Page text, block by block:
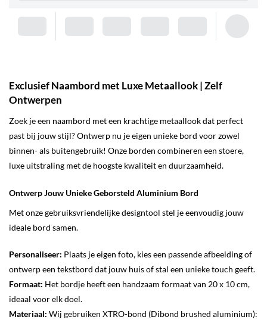
Exclusief Naambord met Luxe Metaallook | Zelf
Ontwerpen
Zoek je een naambord met een krachtige metaallook dat perfect
past bij jouw stijl? Ontwerp nu je eigen unieke bord voor zowel
binnen- als buitengebruik! Onze borden combineren een stoere,
luxe uitstraling met de hoogste kwaliteit en duurzaamheid.
Ontwerp Jouw Unieke Geborsteld Aluminium Bord
Met onze gebruiksvriendelijke designtool stel je eenvoudig jouw
ideale bord samen.
Personaliseer: Plaats je eigen foto, kies een passende afbeelding of
ontwerp een tekstbord dat jouw huis of stal een unieke touch geeft.
Formaat: Het bordje heeft een handzaam formaat van 20 x 10 cm,
ideaal voor elk doel.
Materiaal: Wij gebruiken XTRO-bond (Dibond brushed aluminium):